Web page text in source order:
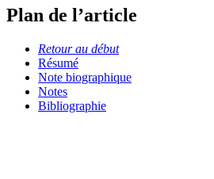
Plan de l’article
Retour au début
Résumé
Note biographique
Notes
Bibliographie